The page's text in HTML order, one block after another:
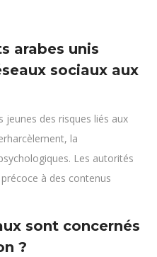
arabes unis
sociaux aux
jeunes des risques liés aux
la
Les autorités
à des contenus
sont concernés
?